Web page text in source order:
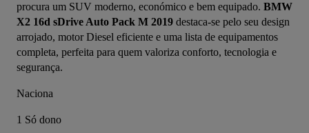
procura um SUV moderno, económico e bem equipado. BMW
X2 16d sDrive Auto Pack M 2019 destaca-se pelo seu design
arrojado, motor Diesel eficiente e uma lista de equipamentos
completa, perfeita para quem valoriza conforto, tecnologia e
segurança.
Naciona
1 Só dono